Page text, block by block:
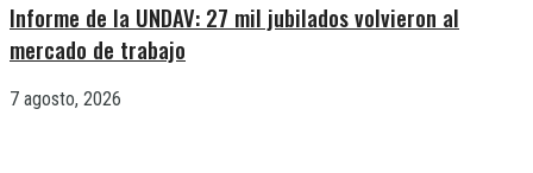
Informe de la UNDAV: 27 mil jubilados volvieron al
mercado de trabajo
7 agosto, 2026